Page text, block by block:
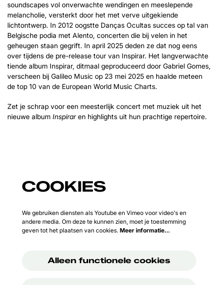
soundscapes vol onverwachte wendingen en meeslepende
melancholie, versterkt door het met verve uitgekiende
lichtontwerp. In 2012 oogstte Danças Ocultas succes op tal van
Belgische podia met Alento, concerten die bij velen in het
geheugen staan gegrift. In april 2025 deden ze dat nog eens
over tijdens de pre-release tour van Inspirar. Het langverwachte
tiende album Inspirar, ditmaal geproduceerd door Gabriel Gomes,
verscheen bij Galileo Music op 23 mei 2025 en haalde meteen
de top 10 van de European World Music Charts.
Zet je schrap voor een meesterlijk concert met muziek uit het
nieuwe album Inspiraren highlights uit hun prachtige repertoire.
COOKIES
We gebruiken diensten als Youtube en Vimeo voor video's en
andere media. Om deze te kunnen zien, moet je toestemming
geven tot het plaatsen van cookies. Meer informatie…
Alleen functionele cookies